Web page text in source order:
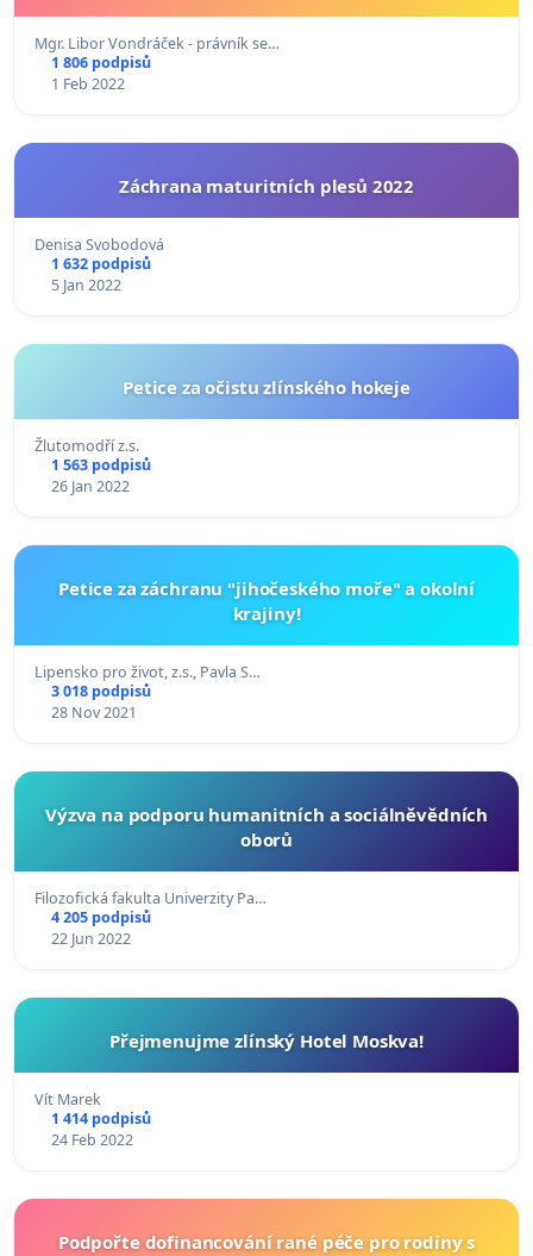
Mgr. Libor Vondráček - právník se…
1 806 podpisů
1 Feb 2022
Záchrana maturitních plesů 2022
Denisa Svobodová
1 632 podpisů
5 Jan 2022
Petice za očistu zlínského hokeje
Žlutomodří z.s.
1 563 podpisů
26 Jan 2022
Petice za záchranu "jihočeského moře" a okolní
krajiny!
Lipensko pro život, z.s., Pavla S…
3 018 podpisů
28 Nov 2021
Výzva na podporu humanitních a sociálněvědních
oborů
Filozofická fakulta Univerzity Pa…
4 205 podpisů
22 Jun 2022
Přejmenujme zlínský Hotel Moskva!
Vít Marek
1 414 podpisů
24 Feb 2022
Podpořte dofinancování rané péče pro rodiny s